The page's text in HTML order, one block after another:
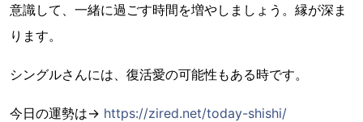
意識して、一緒に過ごす時間を増やしましょう。縁が深ま
ります。
シングルさんには、復活愛の可能性もある時です。
今日の運勢は→ https://zired.net/today-shishi/